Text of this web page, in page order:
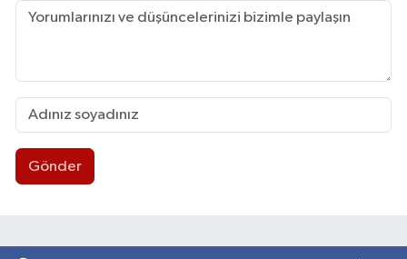
Gönder